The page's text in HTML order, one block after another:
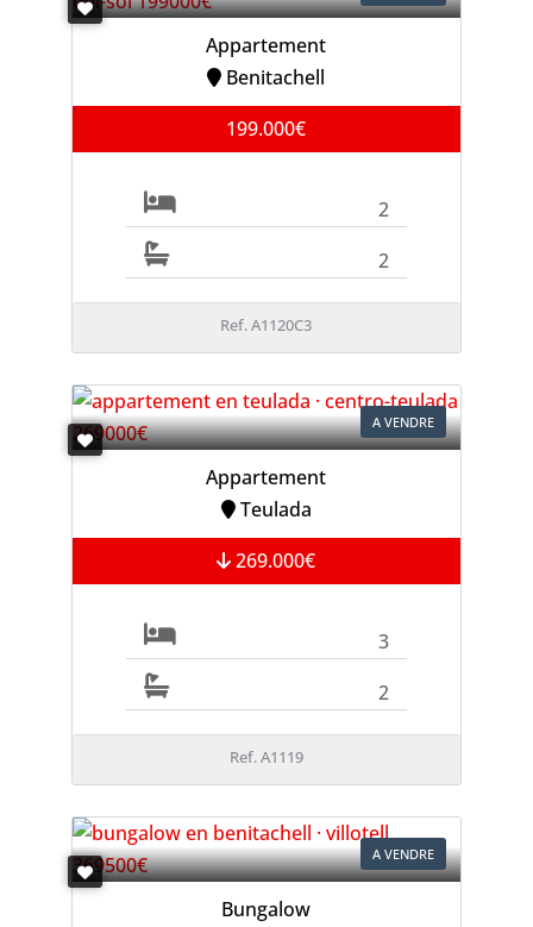
Appartement
Benitachell
199.000€
2
2
Ref. A1120C3
A VENDRE
Appartement
Teulada
269.000€
3
2
Ref. A1119
A VENDRE
Bungalow